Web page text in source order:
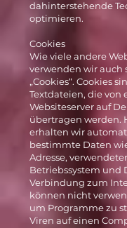
dahinterstehende
optimieren.
Cookies
Wie viele andere
verwenden wir auch
„Cookies“. Cookies
Textdateien, die von
Websiteserver auf
übertragen werden.
erhalten wir
bestimmte Daten
Adresse,
Betriebssystem und
Verbindung zum
können nicht
um Programme zu
Viren auf einen